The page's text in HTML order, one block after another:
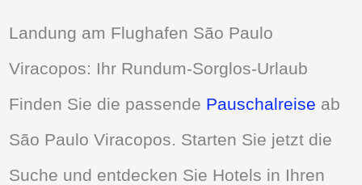
Landung am Flughafen São Paulo
Viracopos: Ihr Rundum-Sorglos-Urlaub
Finden Sie die passende Pauschalreise ab
São Paulo Viracopos. Starten Sie jetzt die
Suche und entdecken Sie Hotels in Ihren